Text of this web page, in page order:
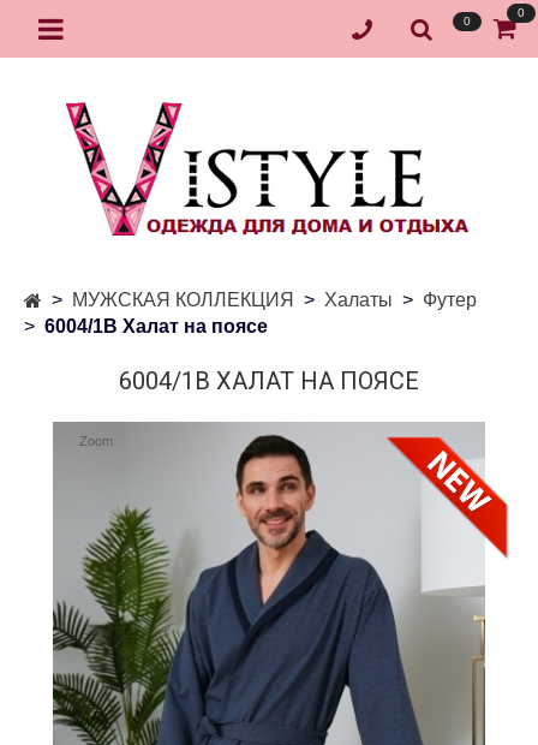
0
0
МУЖСКАЯ КОЛЛЕКЦИЯ Халаты
Футер
6004/1В Халат на поясе
6004/1В ХАЛАТ НА ПОЯСЕ
Zoom